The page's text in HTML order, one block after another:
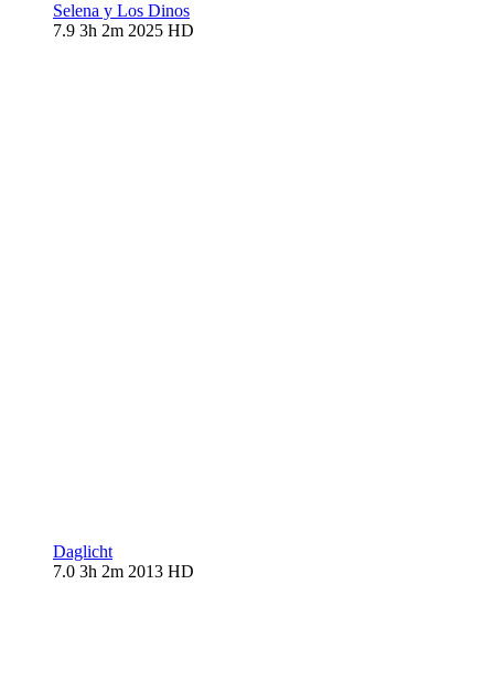
Selena y Los Dinos
7.9 3h 2m 2025 HD
Daglicht
7.0 3h 2m 2013 HD